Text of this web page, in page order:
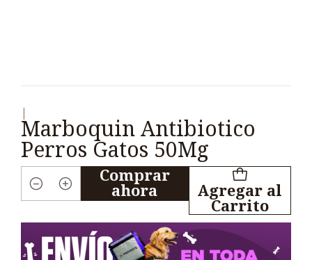
Marboquin Antibiotico
Perros Gatos 50Mg
Cantidad
Agregar al
Carrito
Comprar
ahora